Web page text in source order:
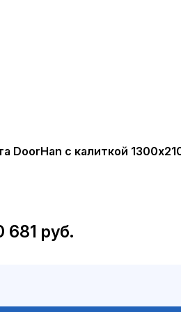
DoorHan с калиткой
681 руб.